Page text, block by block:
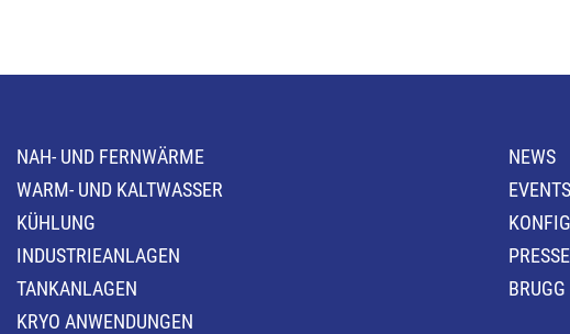
NAH- UND FERNWÄRME
WARM- UND KALTWASSER
KÜHLUNG
INDUSTRIEANLAGEN
TANKANLAGEN
KRYO ANWENDUNGEN
NEWS
EVENTS
PRESSE